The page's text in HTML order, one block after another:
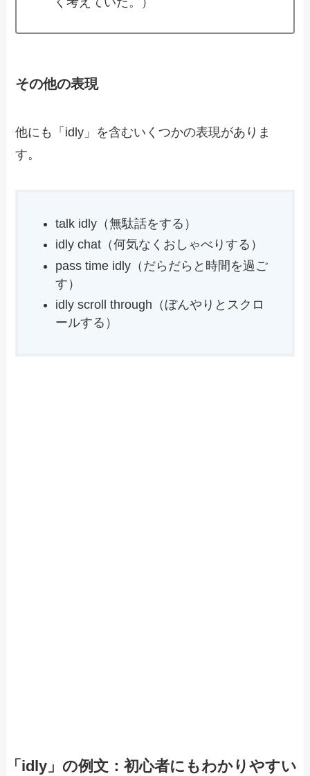
その他の表現
他にも「idly」を含むいくつかの表現がありま
す。
talk idly（無駄話をする）
idly chat（何気なくおしゃべりする）
pass time idly（だらだらと時間を過ご
す）
idly scroll through（ぼんやりとスクロ
ールする）
「idly」の例文：初心者にもわかりやすい